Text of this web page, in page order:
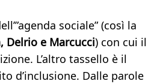
sociale” (così la
Delrio e Marcucci) con cui il
L’altro tassello è il
d’inclusione. Dalle parole